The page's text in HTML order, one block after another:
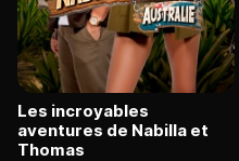
Les incroyables
aventures de Nabilla et
Thomas